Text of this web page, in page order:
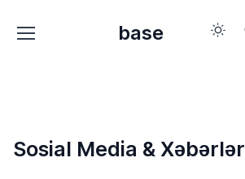
base
Sosial Media & Xəbərlər